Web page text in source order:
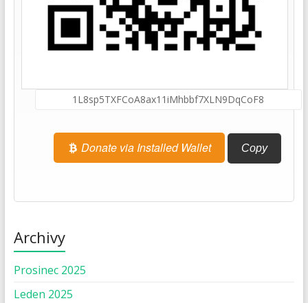
Donate via Installed Wallet Copy
Archivy
Prosinec 2025
Leden 2025